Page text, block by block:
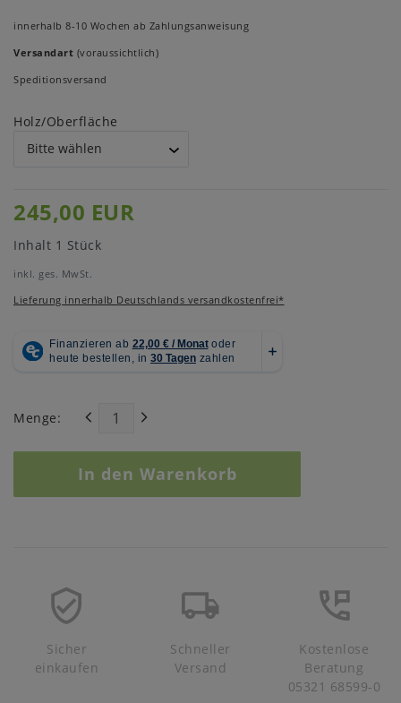
innerhalb 8-10 Wochen ab Zahlungsanweisung
Versandart (voraussichtlich)
Speditionsversand
Holz/Oberfläche
245,00 EUR
Inhalt 1 Stück
inkl. ges. MwSt.
Lieferung innerhalb Deutschlands versandkostenfrei*
Menge:
In den Warenkorb
Sicher
einkaufen
Schneller
Versand
Kostenlose
Beratung
05321 68599-0